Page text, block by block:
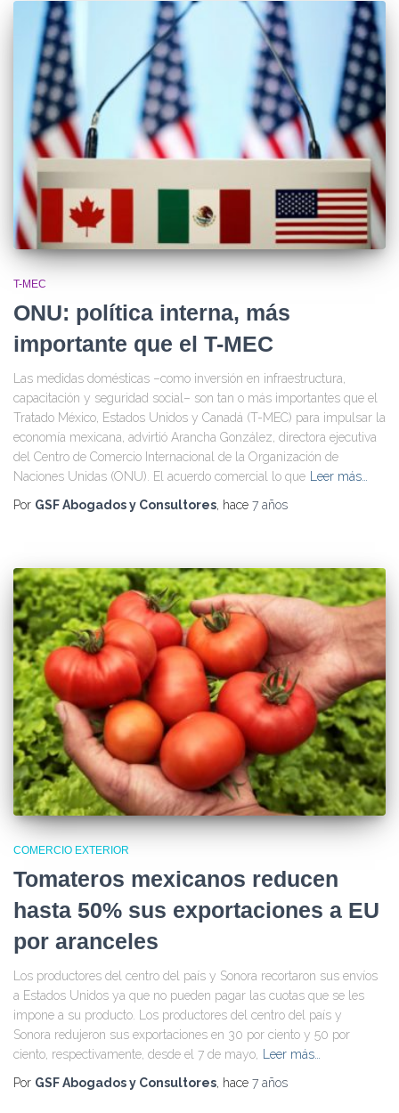
T-MEC
ONU: política interna, más
importante que el T-MEC
Las medidas domésticas –como inversión en infraestructura,
capacitación y seguridad social– son tan o más importantes que el
Tratado México, Estados Unidos y Canadá (T-MEC) para impulsar la
economía mexicana, advirtió Arancha González, directora ejecutiva
del Centro de Comercio Internacional de la Organización de
Naciones Unidas (ONU). El acuerdo comercial lo que Leer más…
Por GSF Abogados y Consultores, hace 7 años
COMERCIO EXTERIOR
Tomateros mexicanos reducen
hasta 50% sus exportaciones a EU
por aranceles
Los productores del centro del país y Sonora recortaron sus envíos
a Estados Unidos ya que no pueden pagar las cuotas que se les
impone a su producto. Los productores del centro del país y
Sonora redujeron sus exportaciones en 30 por ciento y 50 por
ciento, respectivamente, desde el 7 de mayo, Leer más…
Por GSF Abogados y Consultores, hace 7 años